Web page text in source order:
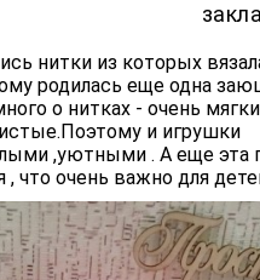
нитки из которых
родилась еще одна
о нитках - очень
и игрушки
,уютными . А еще эта
, что очень важно для